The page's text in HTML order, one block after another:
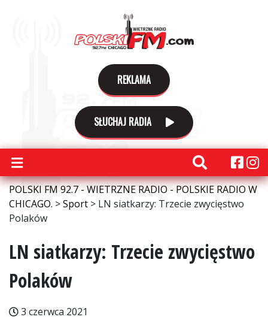
REKLAMA
SŁUCHAJ RADIA
POLSKI FM 92.7 - WIETRZNE RADIO - POLSKIE RADIO W
CHICAGO. >Sport > LN siatkarzy: Trzecie zwycięstwo
Polaków
LN siatkarzy: Trzecie zwycięstwo
Polaków
3 czerwca 2021